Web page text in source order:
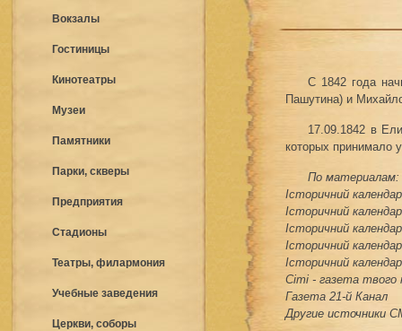
Вокзалы
Гостиницы
Кинотеатры
Музеи
Памятники
Парки, скверы
Предприятия
Стадионы
Театры, филармония
Учебные заведения
Церкви, соборы
С 1842 года
Пашутина) и
17.09.1842 в
которых принимало
По материалам:
Історичний
Історичний
Історичний
Історичний
Історичний
Сіті - газета твого
Газета 21-й Канал
Другие источники